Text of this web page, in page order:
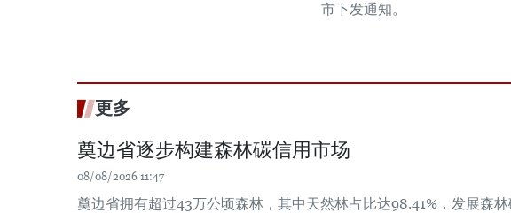
市下发通知。
更多
奠边省逐步构建森林碳信用市场
08/08/2026 11:47
奠边省拥有超过43万公顷森林，其中天然林占比达98.41%，发展森